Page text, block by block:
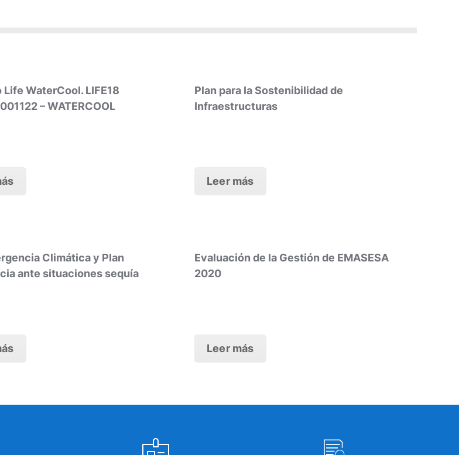
WaterCool. LIFE18
– WATERCOOL
Plan para la Sostenibilidad de
Infraestructuras
Leer más
Climática y Plan
ante situaciones sequía
Evaluación de la Gestión de EMASESA
2020
Leer más